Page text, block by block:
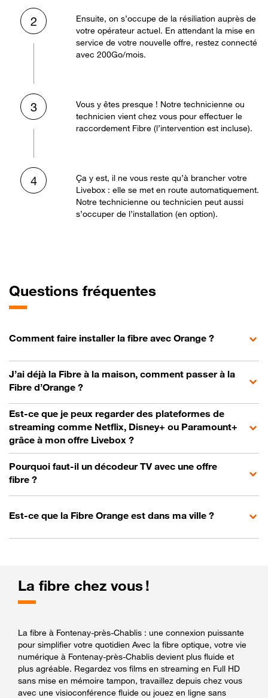
2
Ensuite, on s’occupe de la résiliation auprès de
votre opérateur actuel. En attendant la mise en
service de votre nouvelle offre, restez connecté
avec 200Go/mois.
3
Vous y êtes presque ! Notre technicienne ou
technicien vient chez vous pour effectuer le
raccordement Fibre (l’intervention est incluse).
4
Ça y est, il ne vous reste qu’à brancher votre
Livebox : elle se met en route automatiquement.
Notre technicienne ou technicien peut aussi
s’occuper de l’installation (en option).
Questions fréquentes
Comment faire installer la fibre avec Orange ?
J’ai déjà la Fibre à la maison, comment passer à la
Fibre d’Orange ?
Est-ce que je peux regarder des plateformes de
streaming comme Netflix, Disney+ ou Paramount+
grâce à mon offre Livebox ?
Pourquoi faut-il un décodeur TV avec une offre
fibre ?
Est-ce que la Fibre Orange est dans ma ville ?
La fibre chez vous !
La fibre à Fontenay-près-Chablis : une connexion puissante
pour simplifier votre quotidien Avec la fibre optique, votre vie
numérique à Fontenay-près-Chablis devient plus fluide et
plus agréable. Regardez vos films en streaming en Full HD
sans mise en mémoire tampon, travaillez depuis chez vous
avec une visioconférence fluide ou jouez en ligne sans